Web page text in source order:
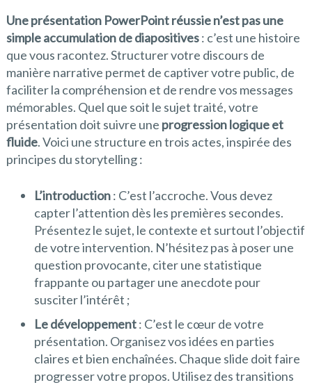
Une présentation PowerPoint réussie n’est pas une
simple accumulation de diapositives: c’est une histoire
que vous racontez. Structurer votre discours de
manière narrative permet de captiver votre public, de
faciliter la compréhension et de rendre vos messages
mémorables. Quel que soit le sujet traité, votre
présentation doit suivre une progression logique et
fluide. Voici une structure en trois actes, inspirée des
principes du storytelling :
L’introduction: C’est l’accroche. Vous devez
capter l’attention dès les premières secondes.
Présentez le sujet, le contexte et surtout l’objectif
de votre intervention. N’hésitez pas à poser une
question provocante, citer une statistique
frappante ou partager une anecdote pour
susciter l’intérêt ;
Le développement: C’est le cœur de votre
présentation. Organisez vos idées en parties
claires et bien enchaînées. Chaque slide doit faire
progresser votre propos. Utilisez des transitions